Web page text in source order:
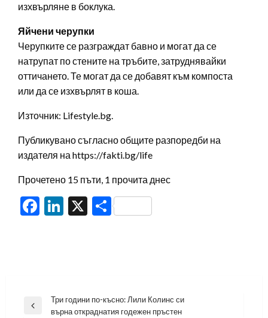
изхвърляне в боклука.
Яйчени черупки
Черупките се разграждат бавно и могат да се
натрупат по стените на тръбите, затруднявайки
оттичането. Те могат да се добавят към компоста
или да се изхвърлят в коша.
Източник: Lifestyle.bg.
Публикувано съгласно общите разпоредби на
издателя на https://fakti.bg/life
Прочетено 15 пъти, 1 прочита днес
Facebook
LinkedIn
X Share
Навигация
Previous
Три години по-късно: Лили Колинс си
върна откраднатия годежен пръстен